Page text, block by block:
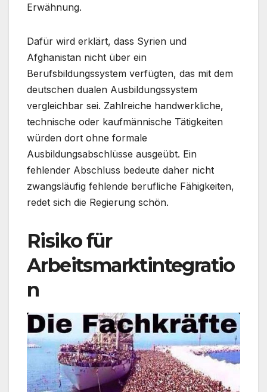
Erwähnung.
Dafür wird erklärt, dass Syrien und
Afghanistan nicht über ein
Berufsbildungssystem verfügten, das mit dem
deutschen dualen Ausbildungssystem
vergleichbar sei. Zahlreiche handwerkliche,
technische oder kaufmännische Tätigkeiten
würden dort ohne formale
Ausbildungsabschlüsse ausgeübt. Ein
fehlender Abschluss bedeute daher nicht
zwangsläufig fehlende berufliche Fähigkeiten,
redet sich die Regierung schön.
Risiko für
Arbeitsmarktintegratio
n